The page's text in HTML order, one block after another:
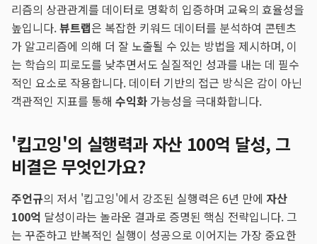
리즘의 상관관계를 데이터로 명확히 입증하며 교육의 효율성을
높입니다.뷰트랩은 복잡한 키워드 데이터를 분석하여 콘텐츠
가 알고리즘에 의해 더 잘 노출될 수 있는 방법을 제시하며, 이
는 학습의 피로도를 낮추면서도 실질적인 성과를 내는 데 필수
적인 요소로 작용합니다. 데이터 기반의 접근 방식은 감이 아닌
객관적인 지표를 통해 수익화 가능성을 극대화합니다.
'킵고잉'의 실행력과 자산 100억 달성, 그
비결은 무엇인가요?
주언규의 저서 '킵고잉'에서 강조된 실행력은 6년 만에 자산
100억 달성이라는 놀라운 결과로 증명된 핵심 전략입니다. 그
는 꾸준하고 반복적인 실행이 성공으로 이어지는 가장 중요한